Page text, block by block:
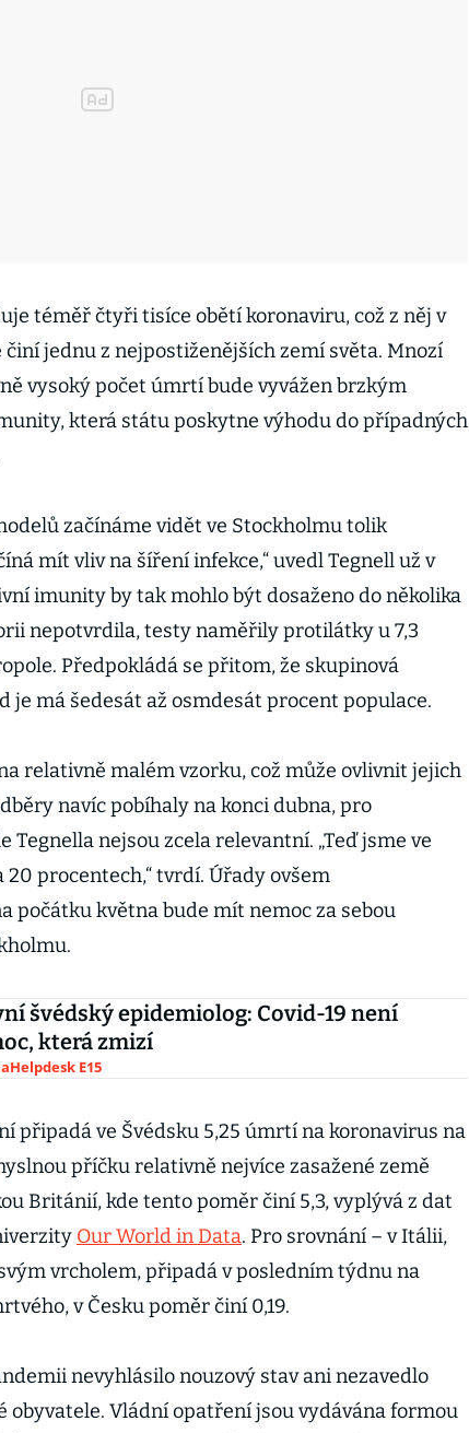
téměř čtyři tisíce obětí koronaviru, což z něj v
jednu z nejpostiženějších zemí světa. Mnozí
vysoký počet úmrtí bude vyvážen brzkým
která státu poskytne výhodu do případných
začínáme vidět ve Stockholmu tolik
mít vliv na šíření infekce,“ uvedl Tegnell už v
imunity by tak mohlo být dosaženo do několika
nepotvrdila, testy naměřily protilátky u 7,3
Předpokládá se přitom, že skupinová
je má šedesát až osmdesát procent populace.
relativně malém vzorku, což může ovlivnit jejich
navíc pobíhaly na konci dubna, pro
Tegnella nejsou zcela relevantní. „Teď jsme ve
procentech,“ tvrdí. Úřady ovšem
počátku května bude mít nemoc za sebou
švédský epidemiolog: Covid-19 není
která zmizí
E15
připadá ve Švédsku 5,25 úmrtí na koronavirus na
příčku relativně nejvíce zasažené země
Británií, kde tento poměr činí 5,3, vyplývá z dat
Our World in Data. Pro srovnání – v Itálii,
vrcholem, připadá v posledním týdnu na
v Česku poměr činí 0,19.
nevyhlásilo nouzový stav ani nezavedlo
obyvatele. Vládní opatření jsou vydávána formou